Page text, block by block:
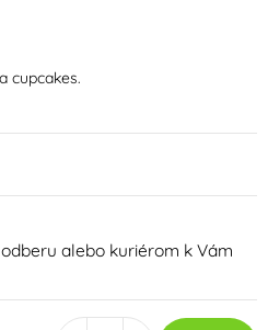
cupcakes.
alebo kuriérom k Vám